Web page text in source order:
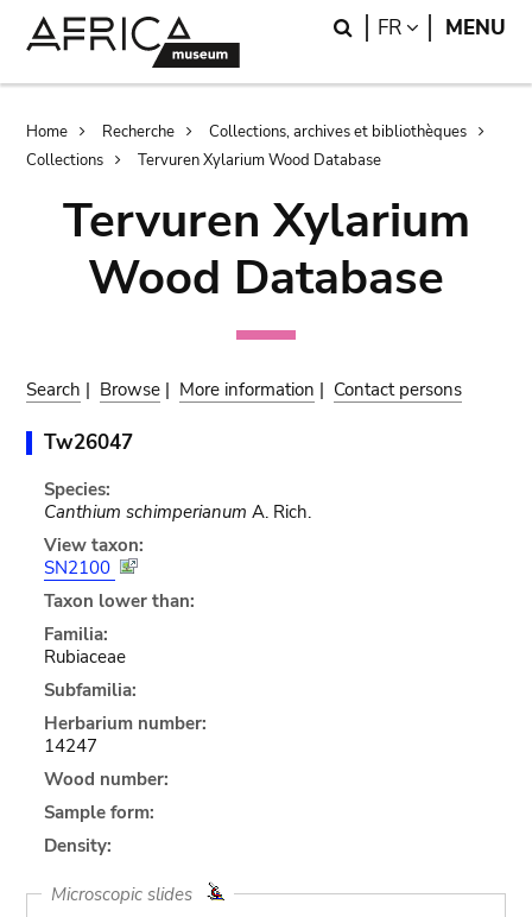
Search
FR LANGUAGE
MENU
Breadcrumb
Home Recherche
Collections, archives et bibliothèques
Collections
Tervuren Xylarium Wood Database
Tervuren Xylarium
Wood Database
Search | Browse | More information | Contact persons
Tw26047
Species:
Canthium schimperianum A. Rich.
View taxon:
SN2100
Taxon lower than:
Familia:
Rubiaceae
Subfamilia:
Herbarium number:
14247
Wood number:
Sample form:
Density:
Microscopic slides